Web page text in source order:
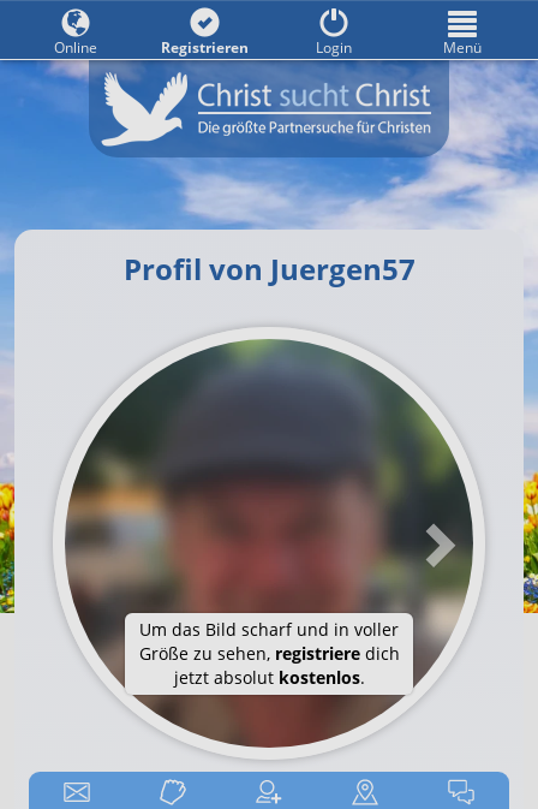
Profil von Juergen57
Um das Bild scharf und in voller
Größe zu sehen, registrieredich
jetzt absolut kostenlos.
Online Registrieren Login Menü